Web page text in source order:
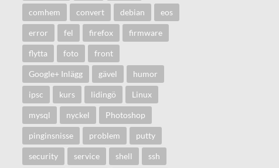
comhem convert debian eos
error fel firefox firmware
flytta foto front
Google+ Inlägg gävel humor
ipsc kurs lidingö Linux
mysql nyckel Photoshop
pinginsnisse problem putty
security service shell ssh